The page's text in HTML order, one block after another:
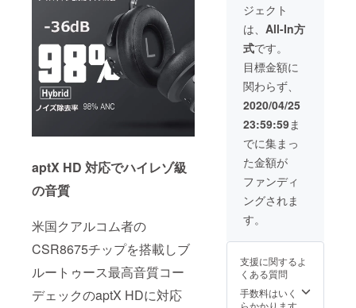
aptX HD 対応でハイレゾ級
の音質
米国クアルコム者の
CSR8675チップを搭載しブ
ルートゥース最高音質コー
デェックのaptX HDに対応
による
１年間
の品質
保証と
サポー
ト付
ジェクト
は、 All-In方
式です。
目標金額に
関わらず、
2020/04/25
23:59:59ま
でに集まっ
た金額が
ファンディ
ングされま
す。
支援に関するよ
くある質問
手数料はいく